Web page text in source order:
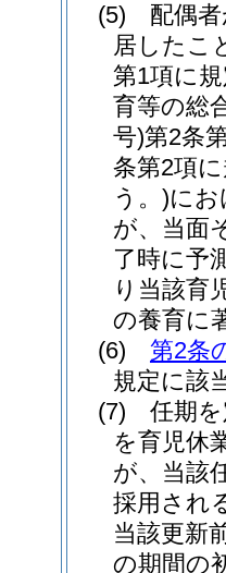
(5)
配偶
居したこ
第1項に
育等の総
号)第2条
条第2項
う。)に
が、当面
了時に予
り当該育
の養育に
(6)
第2条
規定に該
(7)
任期
を育児休
が、当該
採用され
当該更新
の期間の